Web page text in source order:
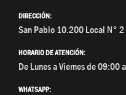
DIRECCIÓN:
San Pablo 10.200 Local N° 2
HORARIO DE ATENCIÓN:
De Lunes a Viernes de 09:00
WHATSAPP: